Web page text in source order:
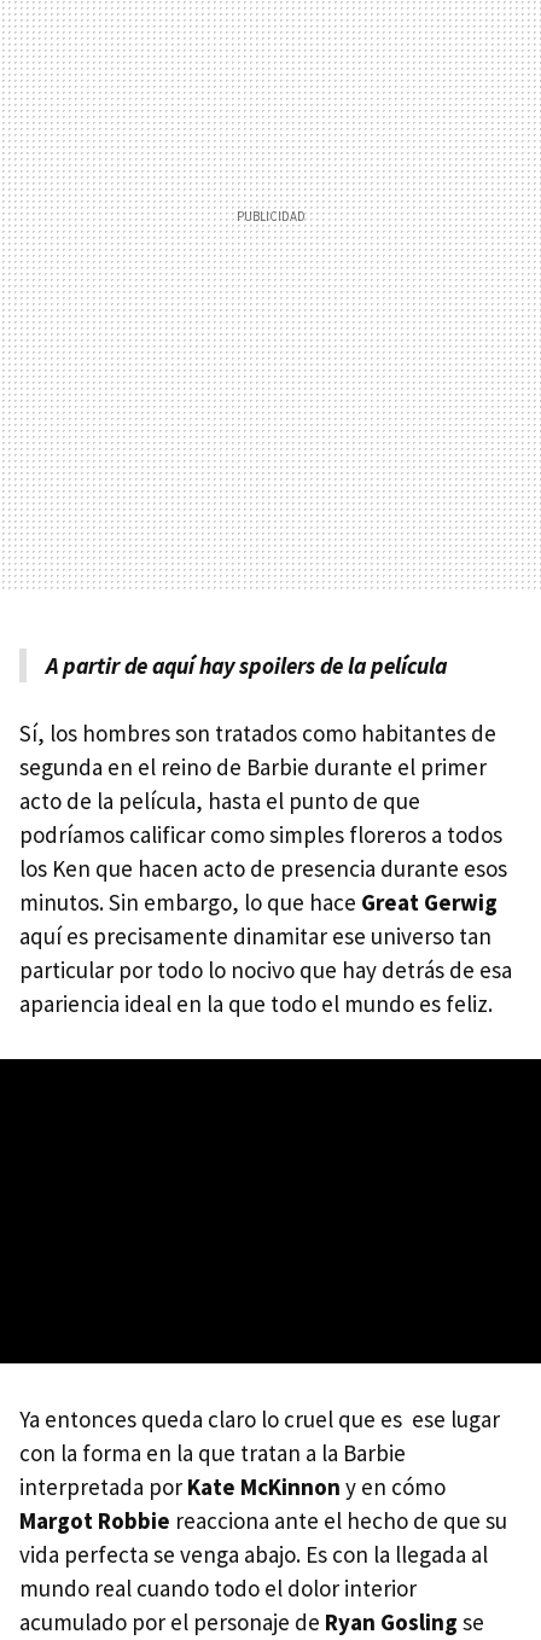
A partir de aquí hay spoilers de la película
Sí, los hombres son tratados como habitantes de
segunda en el reino de Barbie durante el primer
acto de la película, hasta el punto de que
podríamos calificar como simples floreros a todos
los Ken que hacen acto de presencia durante esos
minutos. Sin embargo, lo que hace Great Gerwig
aquí es precisamente dinamitar ese universo tan
particular por todo lo nocivo que hay detrás de esa
apariencia ideal en la que todo el mundo es feliz.
Ya entonces queda claro lo cruel que es ese lugar
con la forma en la que tratan a la Barbie
interpretada por Kate McKinnon y en cómo
Margot Robbie reacciona ante el hecho de que su
vida perfecta se venga abajo. Es con la llegada al
mundo real cuando todo el dolor interior
acumulado por el personaje de Ryan Gosling se